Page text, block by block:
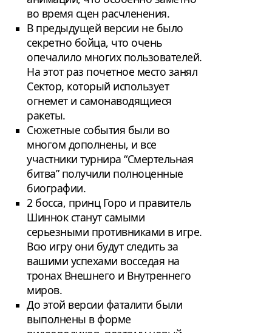
во время сцен расчленения.
В предыдущей версии не было
секретно бойца, что очень
опечалило многих пользователей.
На этот раз почетное место занял
Сектор, который использует
огнемет и самонаводящиеся
ракеты.
Сюжетные события были во
многом дополнены, и все
участники турнира “Смертельная
битва” получили полноценные
биографии.
2 босса, принц Горо и правитель
Шиннок станут самыми
серьезными противниками в игре.
Всю игру они будут следить за
вашими успехами восседая на
тронах Внешнего и Внутреннего
миров.
До этой версии фаталити были
выполнены в форме